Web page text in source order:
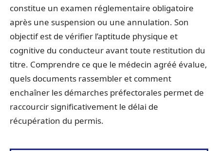
constitue un examen réglementaire obligatoire
après une suspension ou une annulation. Son
objectif est de vérifier l’aptitude physique et
cognitive du conducteur avant toute restitution du
titre. Comprendre ce que le médecin agréé évalue,
quels documents rassembler et comment
enchaîner les démarches préfectorales permet de
raccourcir significativement le délai de
récupération du permis.